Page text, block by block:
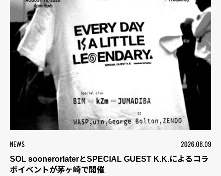
NEWS 2026.08.09
SOL soonerorlaterとSPECIAL GUEST K.K.によるコラ
ボイベントが茅ヶ崎で開催